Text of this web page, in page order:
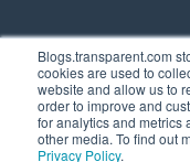
Blogs.transparent.com
cookies are used to
website and allow us to
order to improve and
for analytics and metrics
other media. To find out
Privacy Policy.
61